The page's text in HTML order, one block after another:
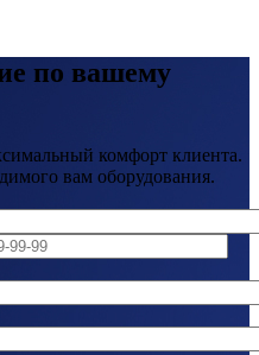
по вашему
комфорт клиента.
вам оборудования.